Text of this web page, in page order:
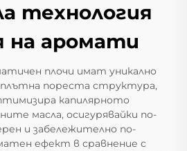
технология
на аромати
плочи имат уникално
пореста структура,
капилярното
масла, осигурявайки по-
и забележително по-
ефект в сравнение с